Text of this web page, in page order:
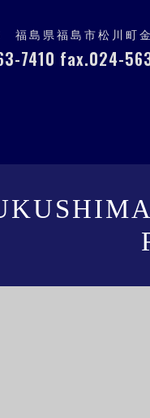
福島県福島市松川町
7410 fax.024-